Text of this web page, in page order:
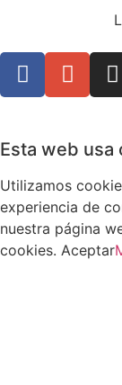
Esta web usa
Utilizamos
experiencia de
nuestra página
cookies. Aceptar